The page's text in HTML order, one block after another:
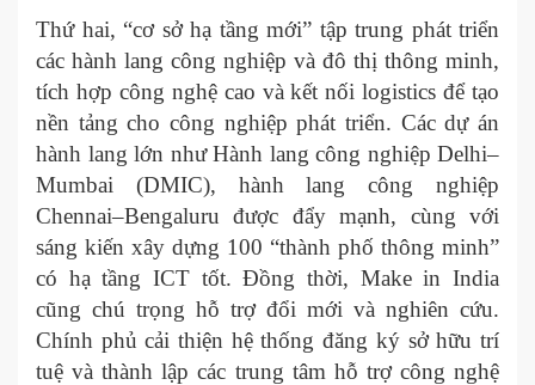
Thứ hai, “cơ sở hạ tầng mới” tập trung phát triển
các hành lang công nghiệp và đô thị thông minh,
tích hợp công nghệ cao và kết nối logistics để tạo
nền tảng cho công nghiệp phát triển. Các dự án
hành lang lớn như Hành lang công nghiệp Delhi–
Mumbai (DMIC), hành lang công nghiệp
Chennai–Bengaluru được đẩy mạnh, cùng với
sáng kiến xây dựng 100 “thành phố thông minh”
có hạ tầng ICT tốt. Đồng thời, Make in India
cũng chú trọng hỗ trợ đổi mới và nghiên cứu.
Chính phủ cải thiện hệ thống đăng ký sở hữu trí
tuệ và thành lập các trung tâm hỗ trợ công nghệ